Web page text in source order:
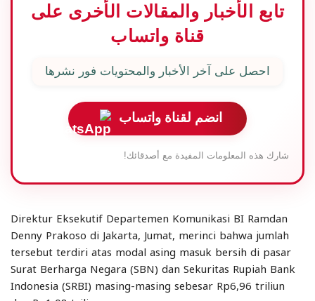
تابع الأخبار والمقالات الأخرى على
قناة واتساب
احصل على آخر الأخبار والمحتويات فور نشرها
انضم لقناة واتساب
شارك هذه المعلومات المفيدة مع أصدقائك!
Direktur Eksekutif Departemen Komunikasi BI Ramdan
Denny Prakoso di Jakarta, Jumat, merinci bahwa jumlah
tersebut terdiri atas modal asing masuk bersih di pasar
Surat Berharga Negara (SBN) dan Sekuritas Rupiah Bank
Indonesia (SRBI) masing-masing sebesar Rp6,96 triliun